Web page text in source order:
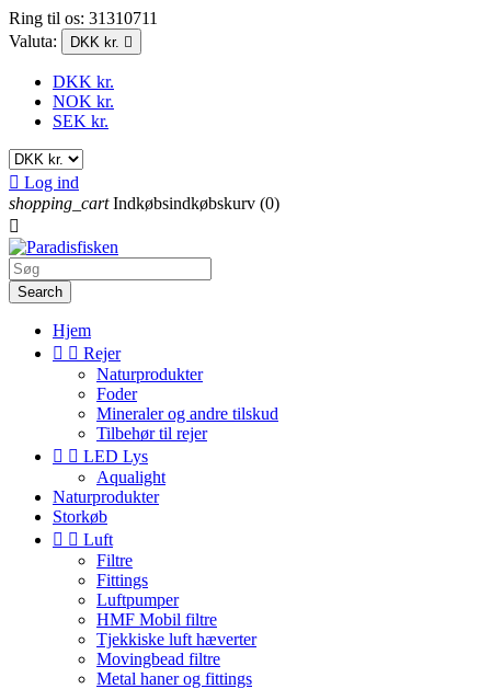
Ring til os: 31310711
Valuta:
DKK kr. 
DKK kr.
NOK kr.
SEK kr.
 Log ind
shopping_cart Indkøbsindkøbskurv (0)

Search
Hjem
  Rejer
Naturprodukter
Foder
Mineraler og andre tilskud
Tilbehør til rejer
  LED Lys
Aqualight
Naturprodukter
Storkøb
  Luft
Filtre
Fittings
Luftpumper
HMF Mobil filtre
Tjekkiske luft hæverter
Movingbead filtre
Metal haner og fittings